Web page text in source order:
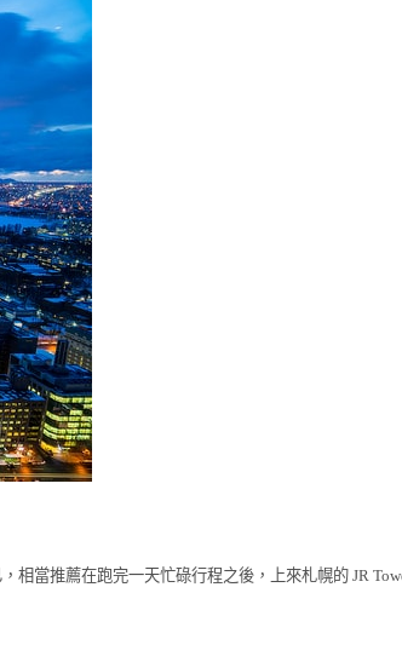
相當推薦在跑完一天忙碌行程之後，上來札幌的 JR